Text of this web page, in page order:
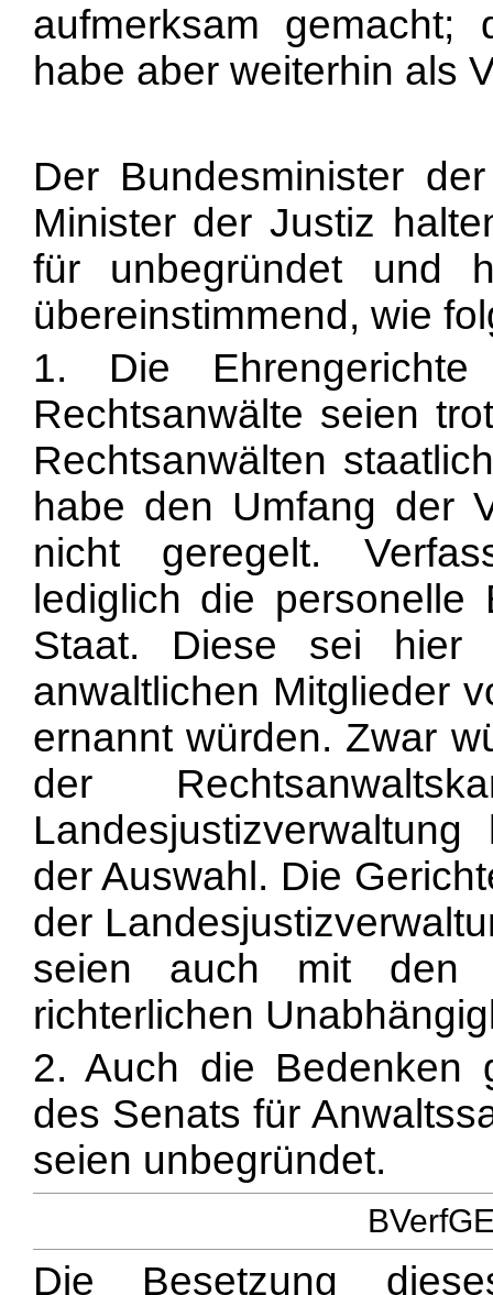
aufmerksam gemacht;
habe aber weiterhin als
Der Bundesminister
Minister der Justiz
für unbegründet und
übereinstimmend, wie
1. Die
Rechtsanwälte seien
Rechtsanwälten
habe den Umfang der
nicht geregelt.
lediglich die
Staat. Diese sei hier
anwaltlichen Mitglieder
ernannt würden. Zwar
der
der Auswahl. Die
der
seien auch mit den
richterlichen
2. Auch die Bedenken
des Senats für
seien unbegründet.
Die Besetzung